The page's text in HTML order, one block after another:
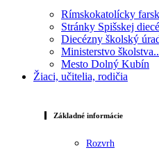
Rímskokatolícky
Stránky Spišskej
Diecézny školský
Ministerstvo
Mesto Dolný Kubín
Žiaci, učitelia, rodičia
Základné informácie
Rozvrh